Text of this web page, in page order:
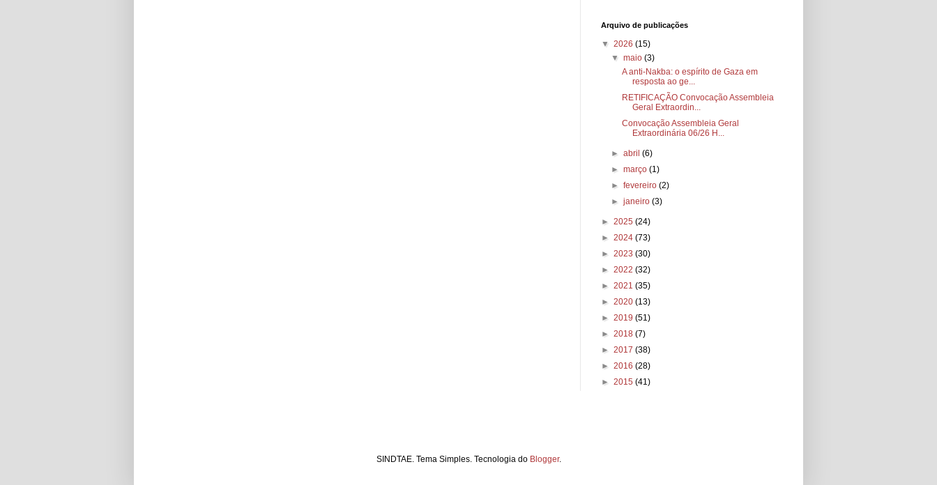
Arquivo de publicações
▼ 2026 (15)
▼maio(3)
A anti-Nakba: o espírito de Gaza em
resposta ao ge...
RETIFICAÇÃO Convocação Assembleia
Geral Extraordin...
Convocação Assembleia Geral
Extraordinária 06/26 H...
►abril(6)
►março(1)
►fevereiro(2)
►janeiro(3)
► 2025 (24)
► 2024 (73)
► 2023 (30)
► 2022 (32)
► 2021 (35)
► 2020 (13)
► 2019 (51)
► 2018 (7)
► 2017 (38)
► 2016 (28)
► 2015 (41)
SINDTAE. Tema Simples. Tecnologia do Blogger.